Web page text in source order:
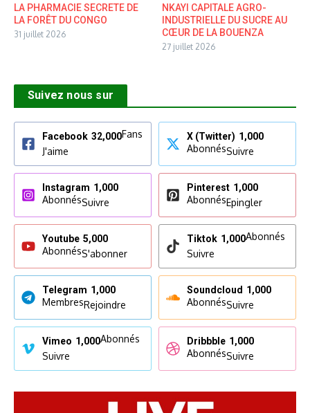
LA PHARMACIE SECRETE DE
LA FORÊT DU CONGO
31 juillet 2026
NKAYI CAPITALE AGRO-
INDUSTRIELLE DU SUCRE AU
CŒUR DE LA BOUENZA
27 juillet 2026
Suivez nous sur
Facebook 32,000Fans
J'aime
X (Twitter) 1,000
AbonnésSuivre
Instagram 1,000
AbonnésSuivre
Pinterest 1,000
AbonnésEpingler
Youtube 5,000
AbonnésS'abonner
Tiktok 1,000Abonnés
Suivre
Telegram 1,000
MembresRejoindre
Soundcloud 1,000
AbonnésSuivre
Vimeo 1,000Abonnés
Suivre
Dribbble 1,000
AbonnésSuivre